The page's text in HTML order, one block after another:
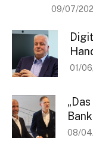
09/07/
01/
08/